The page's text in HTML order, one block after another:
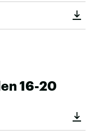
16-20